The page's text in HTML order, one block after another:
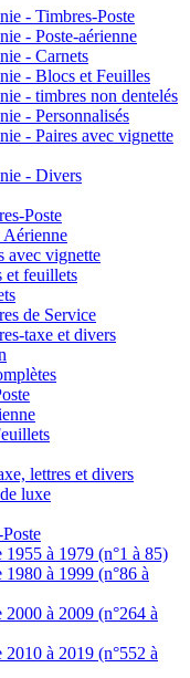
- Timbres-Poste
- Poste-aérienne
- Carnets
- Blocs et Feuilles
- timbres non dentelés
- Personnalisés
- Paires avec vignette
- Divers
Poste
Aérienne
avec vignette
et feuillets
de Service
taxe et divers
lettres et divers
luxe
à 1979 (n°1 à 85)
à 1999 (n°86 à
à 2009 (n°264 à
à 2019 (n°552 à